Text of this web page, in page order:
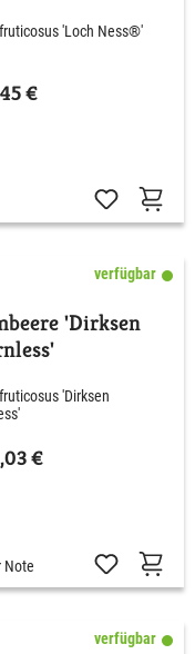
'Loch Ness®'
€
verfügbar
'Dirksen
'Dirksen
€
Note
verfügbar